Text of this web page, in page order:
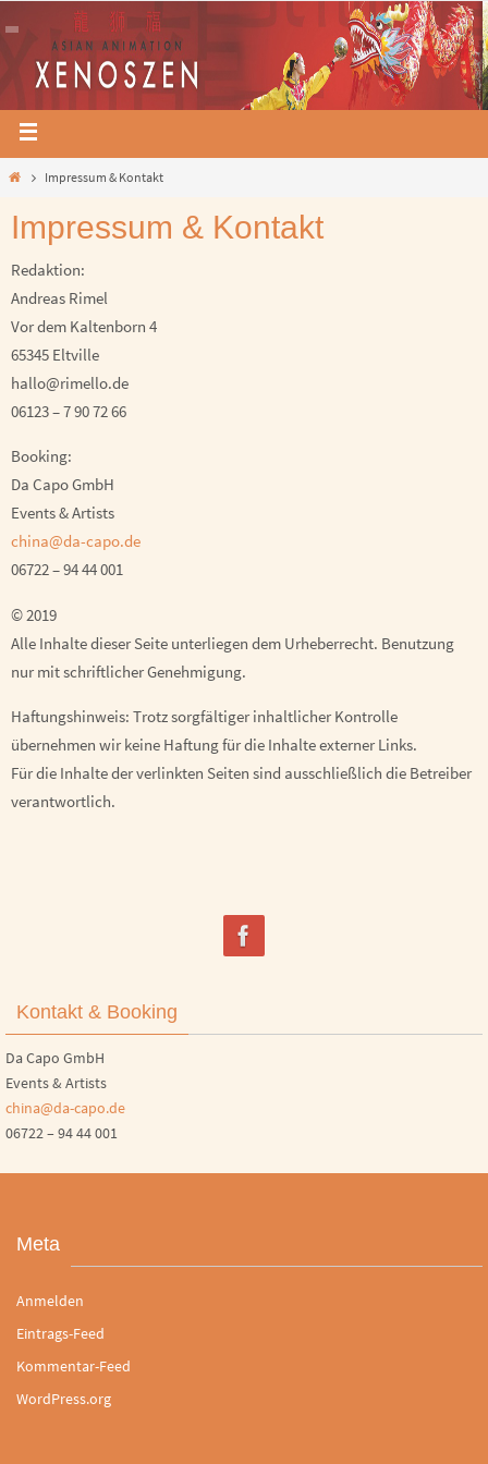
Impressum & Kontakt
Impressum & Kontakt
Redaktion:
Andreas Rimel
Vor dem Kaltenborn 4
65345 Eltville
hallo@rimello.de
06123 – 7 90 72 66
Booking:
Da Capo GmbH
Events & Artists
china@da-capo.de
06722 – 94 44 001
© 2019
Alle Inhalte dieser Seite unterliegen dem Urheberrecht. Benutzung
nur mit schriftlicher Genehmigung.
Haftungshinweis: Trotz sorgfältiger inhaltlicher Kontrolle
übernehmen wir keine Haftung für die Inhalte externer Links.
Für die Inhalte der verlinkten Seiten sind ausschließlich die Betreiber
verantwortlich.
Kontakt & Booking
Da Capo GmbH
Events & Artists
china@da-capo.de
06722 – 94 44 001
Meta
Anmelden
Eintrags-Feed
Kommentar-Feed
WordPress.org